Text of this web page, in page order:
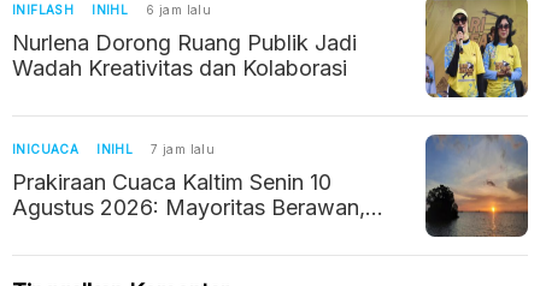
INIFLASH INIHL 6 jam lalu
Nurlena Dorong Ruang Publik Jadi
Wadah Kreativitas dan Kolaborasi
INICUACA INIHL 7 jam lalu
Prakiraan Cuaca Kaltim Senin 10
Agustus 2026: Mayoritas Berawan,